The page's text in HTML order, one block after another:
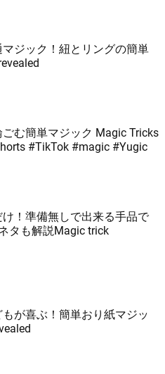
マジック！紐とリングの簡単
ごむ簡単マジック Magic Tricks
#TikTok #magic #Yugic
け！準備無しで出来る手品で
タも解説Magic trick
が喜ぶ！簡単おり紙マジッ